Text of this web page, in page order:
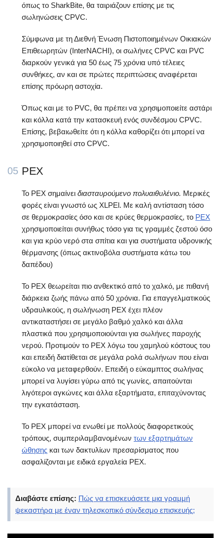
όπως το SharkBite, θα ταιριάζουν επίσης με τις
σωληνώσεις CPVC.
Σύμφωνα με τη Διεθνή Ένωση Πιστοποιημένων Οικιακών
Επιθεωρητών (InterNACHI), οι σωλήνες CPVC και PVC
διαρκούν γενικά για 50 έως 75 χρόνια υπό τέλειες
συνθήκες, αν και σε πρώτες περιπτώσεις αναφέρεται
επίσης πρόωρη αστοχία.
Όπως και με το PVC, θα πρέπει να χρησιμοποιείτε αστάρι
και κόλλα κατά την κατασκευή ενός συνδέσμου CPVC.
Επίσης, βεβαιωθείτε ότι η κόλλα καθορίζει ότι μπορεί να
χρησιμοποιηθεί στο CPVC.
05 PEX
Το PEX σημαίνει διασταυρούμενο πολυαιθυλένιο. Μερικές
φορές είναι γνωστό ως XLPEl. Με καλή αντίσταση τόσο
σε θερμοκρασίες όσο και σε κρύες θερμοκρασίες, το PEX
χρησιμοποιείται συνήθως τόσο για τις γραμμές ζεστού όσο
και για κρύο νερό στα σπίτια και για συστήματα υδρονικής
θέρμανσης (όπως ακτινοβόλα συστήματα κάτω του
δαπέδου)
Το PEX θεωρείται πιο ανθεκτικό από το χαλκό, με πιθανή
διάρκεια ζωής πάνω από 50 χρόνια. Για επαγγελματικούς
υδραυλικούς, η σωλήνωση PEX έχει πλέον
αντικαταστήσει σε μεγάλο βαθμό χαλκό και άλλα
πλαστικά που χρησιμοποιούνται για σωλήνες παροχής
νερού. Προτιμούν το PEX λόγω του χαμηλού κόστους του
και επειδή διατίθεται σε μεγάλα ρολά σωλήνων που είναι
εύκολο να μεταφερθούν. Επειδή ο εύκαμπτος σωλήνας
μπορεί να λυγίσει γύρω από τις γωνίες, απαιτούνται
λιγότεροι αγκώνες και άλλα εξαρτήματα, επιταχύνοντας
την εγκατάσταση.
Το PEX μπορεί να ενωθεί με πολλούς διαφορετικούς
τρόπους, συμπεριλαμβανομένων των εξαρτημάτων
ώθησης και των δακτυλίων πρεσαρίσματος που
ασφαλίζονται με ειδικά εργαλεία PEX.
Διαβάστε επίσης: Πώς να επισκευάσετε μια γραμμή
ψεκαστήρα με έναν τηλεσκοπικό σύνδεσμο επισκευής;